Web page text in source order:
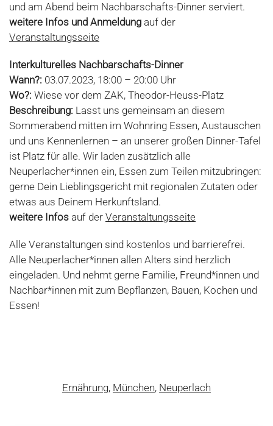
und am Abend beim Nachbarschafts-Dinner serviert.
weitere Infos und Anmeldung auf der
Veranstaltungsseite
Interkulturelles Nachbarschafts-Dinner
Wann?: 03.07.2023, 18:00 – 20:00 Uhr
Wo?: Wiese vor dem ZAK, Theodor-Heuss-Platz
Beschreibung: Lasst uns gemeinsam an diesem
Sommerabend mitten im Wohnring Essen, Austauschen
und uns Kennenlernen – an unserer großen Dinner-Tafel
ist Platz für alle. Wir laden zusätzlich alle
Neuperlacher*innen ein, Essen zum Teilen mitzubringen:
gerne Dein Lieblingsgericht mit regionalen Zutaten oder
etwas aus Deinem Herkunftsland.
weitere Infos auf der Veranstaltungsseite
Alle Veranstaltungen sind kostenlos und barrierefrei.
Alle Neuperlacher*innen allen Alters sind herzlich
eingeladen. Und nehmt gerne Familie, Freund*innen und
Nachbar*innen mit zum Bepflanzen, Bauen, Kochen und
Essen!
Ernährung, München, Neuperlach